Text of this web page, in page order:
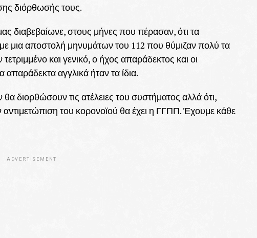
διόρθωσής τους.
διαβεβαίωνε, στους μήνες που πέρασαν, ότι τα
μια αποστολή μηνυμάτων του 112 που θύμιζαν πολύ τα
και γενικό, ο ήχος απαράδεκτος και οι
απαράδεκτα αγγλικά ήταν τα ίδια.
διορθώσουν τις ατέλειες του συστήματος αλλά ότι,
του κορονοϊού θα έχει η ΓΓΠΠ. Έχουμε κάθε
ADVERTISEMENT